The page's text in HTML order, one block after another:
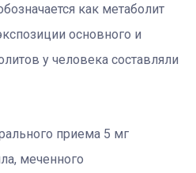
как метаболит
основного и
у человека составляли
приема 5 мг
меченного